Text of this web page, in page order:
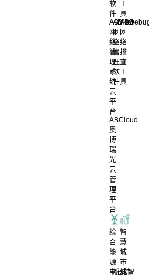
软
件
ABView
网
络
管
理
系
统
ABNet
网
络
管
理
软
件
工
具
网
络
排
查
工
具
云
平
台
ABCloud
奥
博
瑞
光
云
管
理
平
台
综
合
能
源
电新石
智
慧
城
市
城综智